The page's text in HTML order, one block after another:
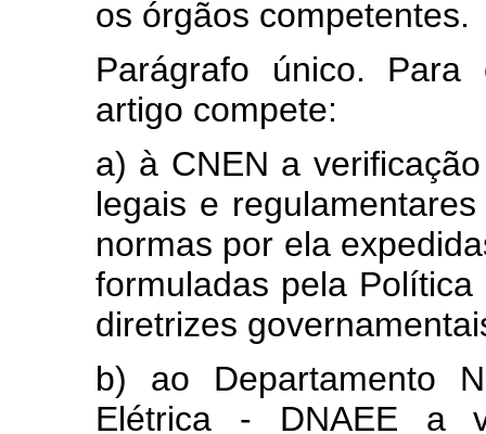
os órgãos competentes.
Parágrafo único.
artigo compete:
a) à CNEN a
legais e
normas por ela
formuladas pela
diretrizes
b) ao Departamento
Elétrica - DNAEE a